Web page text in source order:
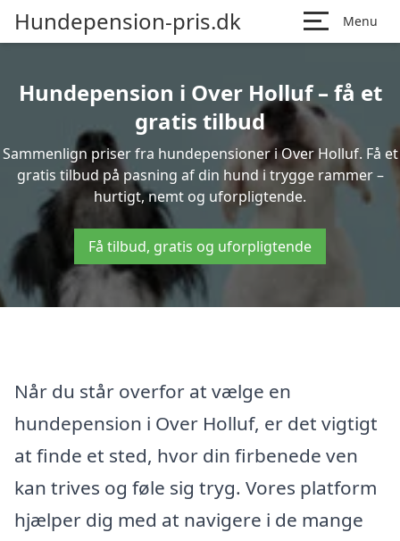
Hundepension-pris.dk Menu
Hundepension i Over Holluf – få et
gratis tilbud
Sammenlign priser fra hundepensioner i Over Holluf. Få et
gratis tilbud på pasning af din hund i trygge rammer –
hurtigt, nemt og uforpligtende.
Få tilbud, gratis og uforpligtende
Når du står overfor at vælge en
hundepension i Over Holluf, er det vigtigt
at finde et sted, hvor din firbenede ven
kan trives og føle sig tryg. Vores platform
hjælper dig med at navigere i de mange